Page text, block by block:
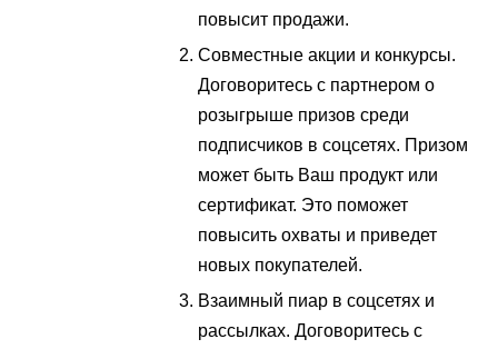
повысит продажи.
Совместные акции и конкурсы.
Договоритесь с партнером о
розыгрыше призов среди
подписчиков в соцсетях. Призом
может быть Ваш продукт или
сертификат. Это поможет
повысить охваты и приведет
новых покупателей.
Взаимный пиар в соцсетях и
рассылках. Договоритесь с